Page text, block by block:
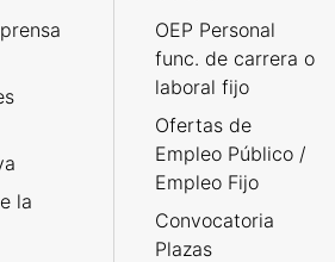
la
OEP Personal
func. de carrera o
laboral fijo
Ofertas de
Empleo Público /
Empleo Fijo
Convocatoria
Plazas